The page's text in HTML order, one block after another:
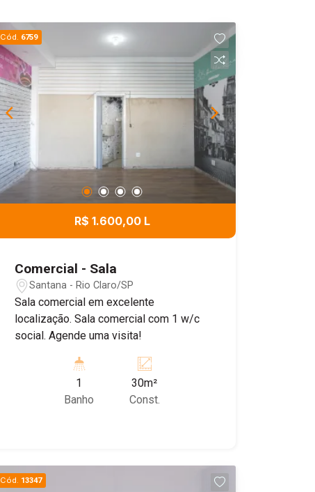
Cód. 6759
R$ 1.600,00 L
Comercial - Sala
Santana - Rio Claro/SP
Sala comercial em excelente
localização. Sala comercial com 1 w/c
social. Agende uma visita!
1
Banho
30m²
Const.
Cód. 13347